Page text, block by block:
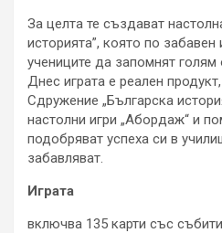
За целта те създават
историята”, която по
учениците да запомнят
Днес играта е реален
Сдружение „Българска
настолни игри „Абордаж“ и
подобряват успеха си в
забавляват.
Играта
включва 135 карти със